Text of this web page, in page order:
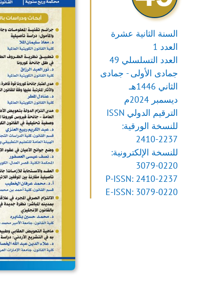
السنة الثانية عشرة
العدد 1
العدد التسلسلي 49
جمادى الأولى - جمادى
الثاني 1446هـ
ديسمبر 2024م
الترقيم الدولي ISSN
للنسخة الورقية:
2410-2237
للنسخة الإلكترونية:
3079-0220
P-ISSN: 2410-2237
E-ISSN: 3079-0220